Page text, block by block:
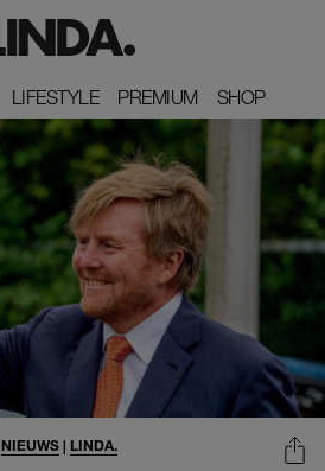
LIFESTYLE
LIFESTYLE PREMIUM
PREMIUM SHOP
SHOP
NIEUWS | LINDA.